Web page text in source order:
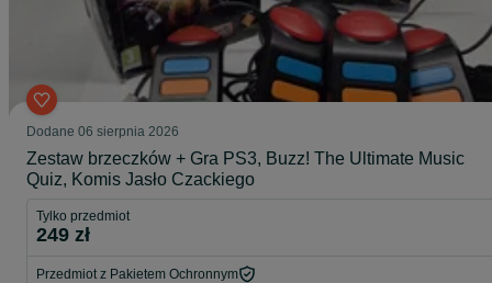
Dodane 06 sierpnia 2026
Zestaw brzeczków + Gra PS3, Buzz! The Ultimate Music
Quiz, Komis Jasło Czackiego
Tylko przedmiot
249 zł
Przedmiot z Pakietem Ochronnym